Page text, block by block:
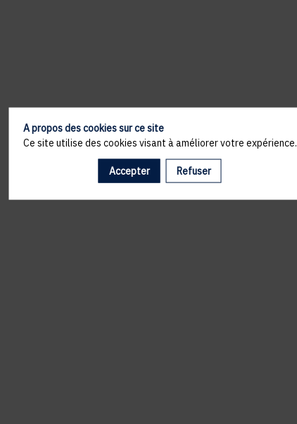
Il manque du contenu : rafraichissez votre navigateur
A propos des cookies sur ce site
Ce site utilise des cookies visant à améliorer votre expérience.
Accepter Refuser